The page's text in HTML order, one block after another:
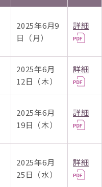
2025年6月9
日（月）
詳細
2025年6月
12日（木）
詳細
2025年6月
19日（木）
詳細
2025年6月
25日（水）
詳細